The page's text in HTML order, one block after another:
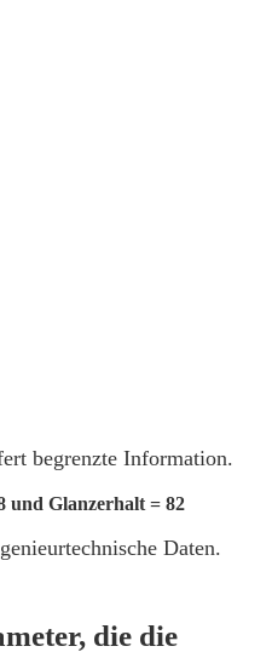
begrenzte Information.
und Glanzerhalt = 82
Daten.
die die